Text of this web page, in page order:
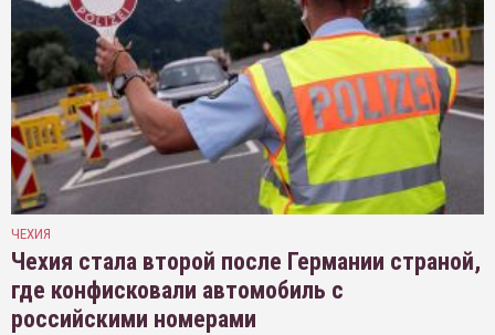
ЧЕХИЯ
Чехия стала второй после Германии страной,
где конфисковали автомобиль с
российскими номерами